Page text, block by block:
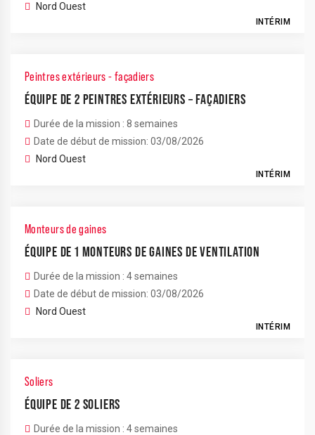
Nord Ouest
INTÉRIM
Peintres extérieurs - façadiers
ÉQUIPE DE 2 PEINTRES EXTÉRIEURS – FAÇADIERS
Durée de la mission : 8 semaines
Date de début de mission: 03/08/2026
Nord Ouest
INTÉRIM
Monteurs de gaines
ÉQUIPE DE 1 MONTEURS DE GAINES DE VENTILATION
Durée de la mission : 4 semaines
Date de début de mission: 03/08/2026
Nord Ouest
INTÉRIM
Soliers
ÉQUIPE DE 2 SOLIERS
Durée de la mission : 4 semaines